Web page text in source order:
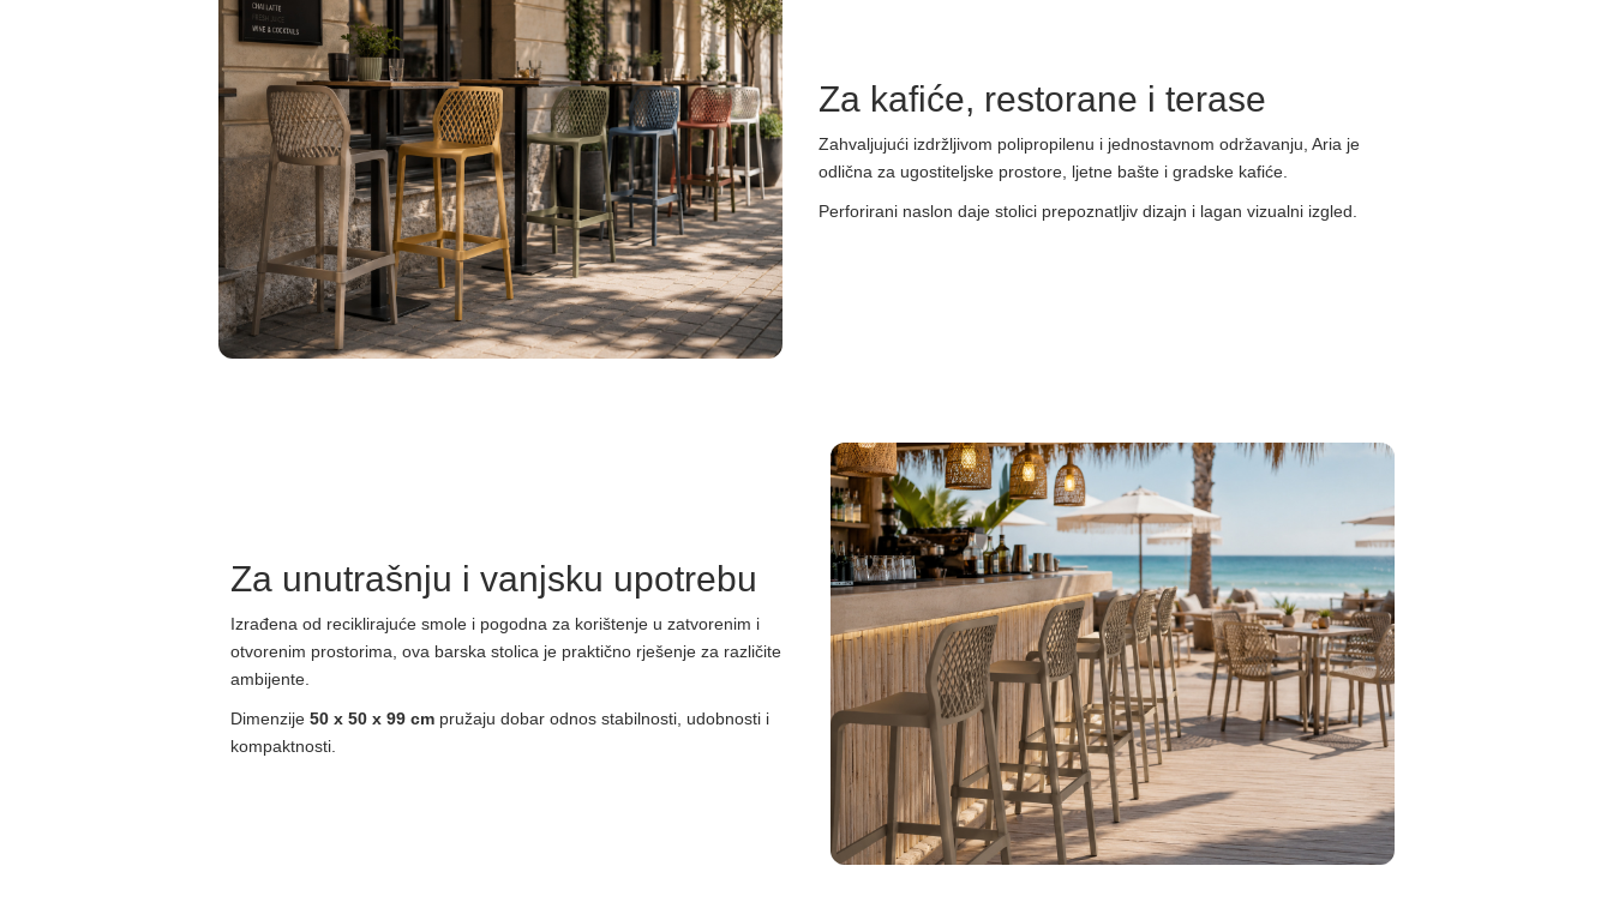
Za kafiće, restorane i terase
Zahvaljujući izdržljivom polipropilenu i jednostavnom održavanju, Aria je
odlična za ugostiteljske prostore, ljetne bašte i gradske kafiće.
Perforirani naslon daje stolici prepoznatljiv dizajn i lagan vizualni izgled.
Za unutrašnju i vanjsku upotrebu
Izrađena od reciklirajuće smole i pogodna za korištenje u zatvorenim i
otvorenim prostorima, ova barska stolica je praktično rješenje za različite
ambijente.
Dimenzije 50 x 50 x 99 cm pružaju dobar odnos stabilnosti, udobnosti i
kompaktnosti.